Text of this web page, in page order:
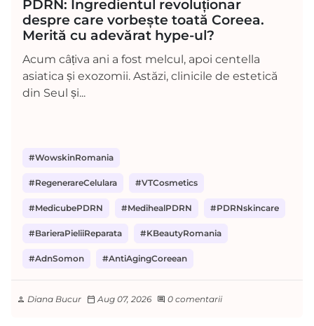
PDRN: Ingredientul revoluționar
despre care vorbește toată Coreea.
Merită cu adevărat hype-ul?
Acum câțiva ani a fost melcul, apoi centella
asiatica și exozomii. Astăzi, clinicile de estetică
din Seul și...
#AdnSomon #AntiAgingCoreean
#BarieraPieliiReparata #KBeautyRomania
#MedicubePDRN #MedihealPDRN #PDRNskincare
#RegenerareCelulara #VTCosmetics
#WowskinRomania
person Diana Bucur calendar_today Aug 07, 2026 comment 0 comentarii